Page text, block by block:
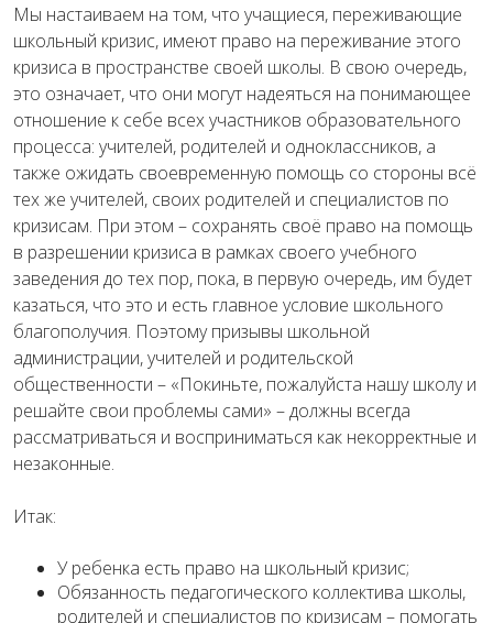
Мы настаиваем на том, что учащиеся, переживающие
школьный кризис, имеют право на переживание этого
кризиса в пространстве своей школы. В свою очередь,
это означает, что они могут надеяться на понимающее
отношение к себе всех участников образовательного
процесса: учителей, родителей и одноклассников, а
также ожидать своевременную помощь со стороны всё
тех же учителей, своих родителей и специалистов по
кризисам. При этом – сохранять своё право на помощь
в разрешении кризиса в рамках своего учебного
заведения до тех пор, пока, в первую очередь, им будет
казаться, что это и есть главное условие школьного
благополучия. Поэтому призывы школьной
администрации, учителей и родительской
общественности – «Покиньте, пожалуйста нашу школу и
решайте свои проблемы сами» – должны всегда
рассматриваться и восприниматься как некорректные и
незаконные.
Итак:
У ребенка есть право на школьный кризис;
Обязанность педагогического коллектива школы,
родителей и специалистов по кризисам – помогать